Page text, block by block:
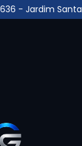
- Jardim